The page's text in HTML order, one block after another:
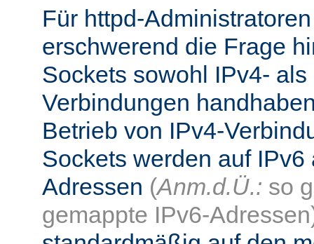
Für httpd-
erschwerend die Frage
Sockets sowohl IPv4-
Verbindungen
Betrieb von IPv4-
Sockets werden auf
Adressen (Anm.d.Ü.: so
gemappte IPv6-